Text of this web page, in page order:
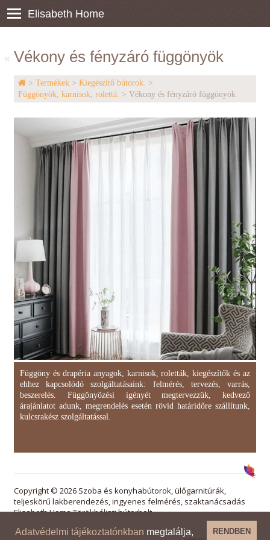
Elisabeth Home
Vékony és fényzáró függönyök
«
> Termékek > Kiegészítő bútorok. >
Függönyök, karnisok, rolettá. > Vékony és fényzáró függönyök
Függöny és drapéria anyagok, karnisok, roletták, kiegészítők és az
ehhez kapcsolódó szolgáltatásaink: felmérés, tervezés, varrás,
beszerelés. Függönyözési igényét megtervezzük, kedvező
árajánlatot adunk, megrendelés esetén rövid határidőre szállítunk,
kulcsrakész szolgáltatással.
Copyright © 2026 Szoba és konyhabútorok, ülőgarnitúrák,
teljeskörű lakberendezés, ingyenes felmérés, szaktanácsadás
Elisabeth Home Törökbálinti bútorbolt
RENDBEN
Adatvédelmi tájékoztatónkban megtalálja,